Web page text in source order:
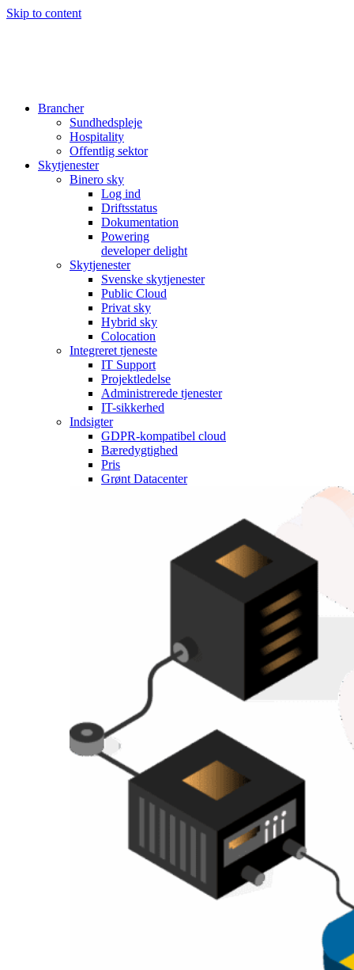
Skip to content
Brancher
Sundhedspleje
Hospitality
Offentlig sektor
Skytjenester
Binero sky
Log ind
Driftsstatus
Dokumentation
Powering
developer delight
Skytjenester
Svenske skytjenester
Public Cloud
Privat sky
Hybrid sky
Colocation
Integreret tjeneste
IT Support
Projektledelse
Administrerede tjenester
IT-sikkerhed
Indsigter
GDPR-kompatibel cloud
Bæredygtighed
Pris
Grønt Datacenter